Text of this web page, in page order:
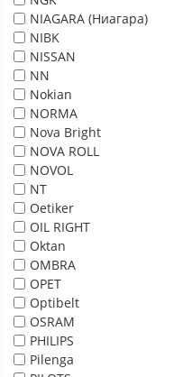
NIAGARA (Ниагара)
NIBK
NISSAN
NN
Nokian
NORMA
Nova Bright
NOVA ROLL
NOVOL
NT
Oetiker
OIL RIGHT
Oktan
OMBRA
OPET
Optibelt
OSRAM
PHILIPS
Pilenga